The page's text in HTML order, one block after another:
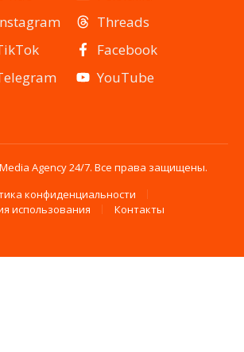
Threads
Facebook
YouTube
Agency 24/7. Все права защищены.
конфиденциальности
использования
Контакты